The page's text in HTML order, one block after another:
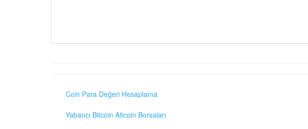
Coin Para Değeri Hesaplama
Yabancı Bitcoin Altcoin Borsaları